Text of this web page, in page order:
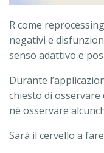
R come
negativi e
senso adattivo e
Durante
chiesto di osservare
nè osservare
Sarà il cervello a